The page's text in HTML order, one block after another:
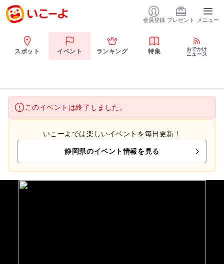
会員登録 プレゼント メニュー
スポット イベント ランキング 特集
おでかけ
ニュース
このイベントは終了しました。
いこーよでは楽しいイベントを毎日更新！
静岡県のイベント情報を見る